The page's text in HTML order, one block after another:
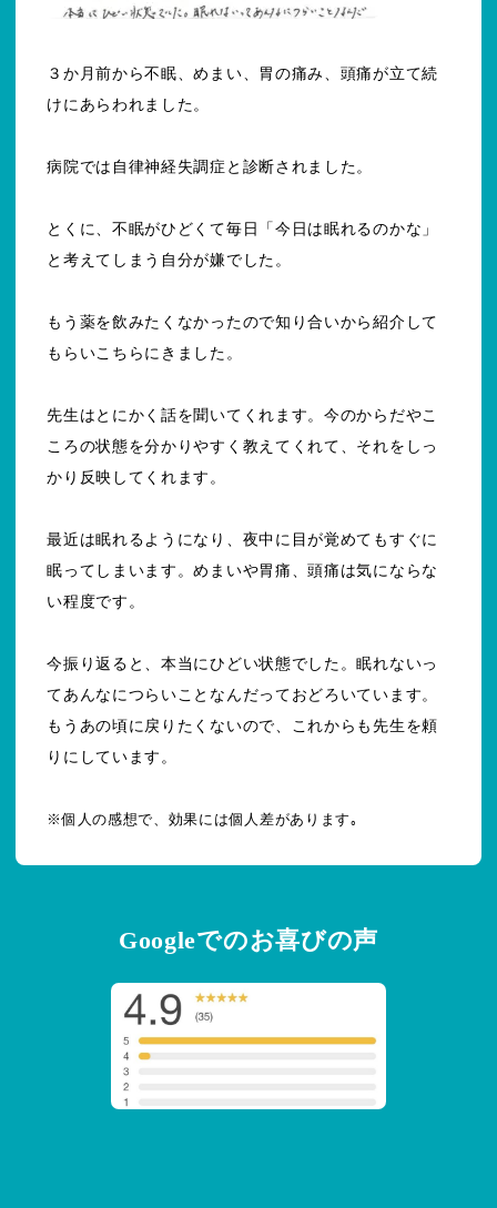
３か月前から不眠、めまい、胃の痛み、頭痛が立て続
けにあらわれました。
病院では自律神経失調症と診断されました。
とくに、不眠がひどくて毎日「今日は眠れるのかな」
と考えてしまう自分が嫌でした。
もう薬を飲みたくなかったので知り合いから紹介して
もらいこちらにきました。
先生はとにかく話を聞いてくれます。今のからだやこ
ころの状態を分かりやすく教えてくれて、それをしっ
かり反映してくれます。
最近は眠れるようになり、夜中に目が覚めてもすぐに
眠ってしまいます。めまいや胃痛、頭痛は気にならな
い程度です。
今振り返ると、本当にひどい状態でした。眠れないっ
てあんなにつらいことなんだっておどろいています。
もうあの頃に戻りたくないので、これからも先生を頼
りにしています。
※個人の感想で、効果には個人差があります｡
Googleでのお喜びの声